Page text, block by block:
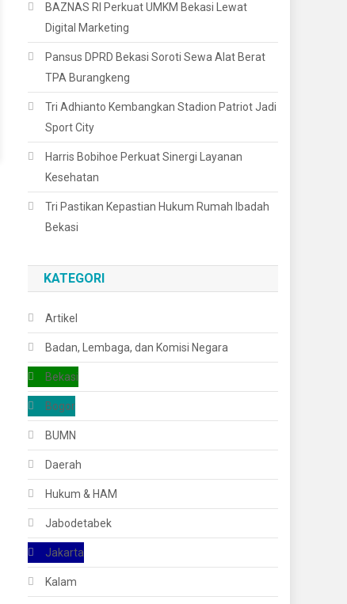
BAZNAS RI Perkuat UMKM Bekasi Lewat
Digital Marketing
Pansus DPRD Bekasi Soroti Sewa Alat Berat
TPA Burangkeng
Tri Adhianto Kembangkan Stadion Patriot Jadi
Sport City
Harris Bobihoe Perkuat Sinergi Layanan
Kesehatan
Tri Pastikan Kepastian Hukum Rumah Ibadah
Bekasi
KATEGORI
Artikel
Badan, Lembaga, dan Komisi Negara
Bekasi
Bogor
BUMN
Daerah
Hukum & HAM
Jabodetabek
Jakarta
Kalam